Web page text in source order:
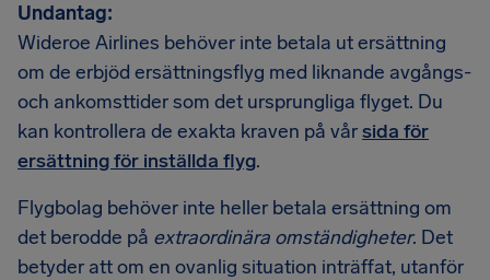
Undantag:
Wideroe Airlines behöver inte betala ut ersättning
om de erbjöd ersättningsflyg med liknande avgångs-
och ankomsttider som det ursprungliga flyget. Du
kan kontrollera de exakta kraven på vårsida för
ersättning för inställda flyg.
Flygbolag behöver inte heller betala ersättning om
det berodde på extraordinära omständigheter. Det
betyder att om en ovanlig situation inträffat, utanför